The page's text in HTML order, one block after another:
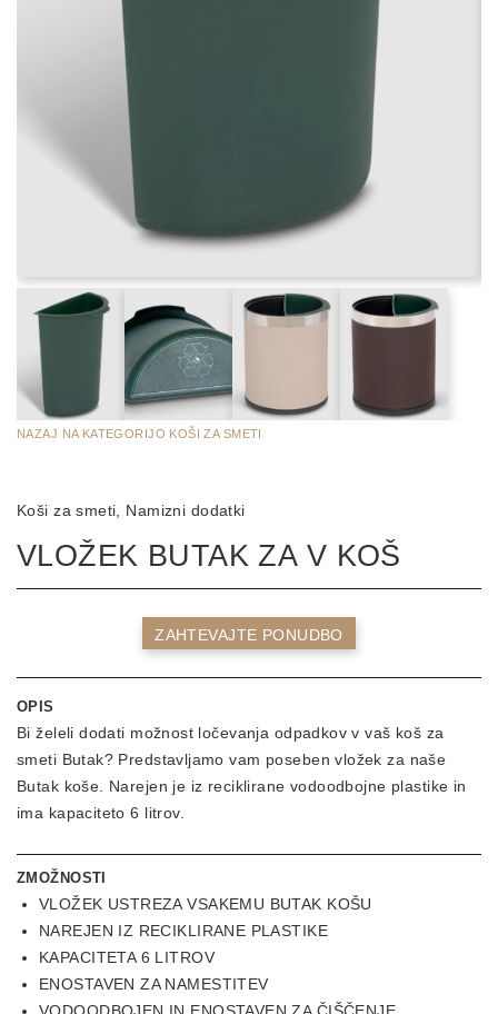
NAZAJ NA KATEGORIJO KOŠI ZA SMETI
Koši za smeti Namizni dodatki
VLOŽEK BUTAK ZA V KOŠ
ZAHTEVAJTE PONUDBO
OPIS
Bi želeli dodati možnost ločevanja odpadkov v vaš koš za
smeti Butak? Predstavljamo vam poseben vložek za naše
Butak koše. Narejen je iz reciklirane vodoodbojne plastike in
ima kapaciteto 6 litrov.
ZMOŽNOSTI
VLOŽEK USTREZA VSAKEMU BUTAK KOŠU
NAREJEN IZ RECIKLIRANE PLASTIKE
KAPACITETA 6 LITROV
ENOSTAVEN ZA NAMESTITEV
VODOODBOJEN IN ENOSTAVEN ZA ČIŠČENJE